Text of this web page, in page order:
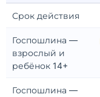
Срок действия
Госпошлина —
взрослый и
ребёнок 14+
Госпошлина —